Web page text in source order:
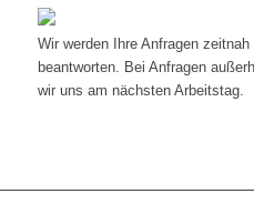
Wir werden Ihre Anfragen
beantworten. Bei Anfragen
wir uns am nächsten Arbeitstag.